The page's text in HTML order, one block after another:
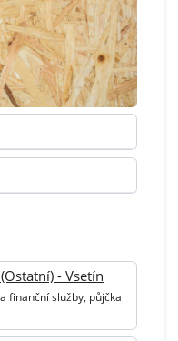
- Vsetín
finanční služby, půjčka